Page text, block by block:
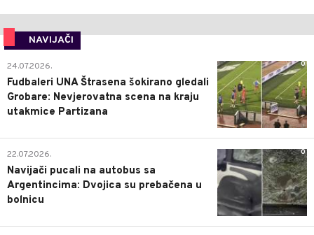
NAVIJAČI
0
24.07.2026.
Fudbaleri UNA Štrasena šokirano gledali
Grobare: Nevjerovatna scena na kraju
utakmice Partizana
0
22.07.2026.
Navijači pucali na autobus sa
Argentincima: Dvojica su prebačena u
bolnicu